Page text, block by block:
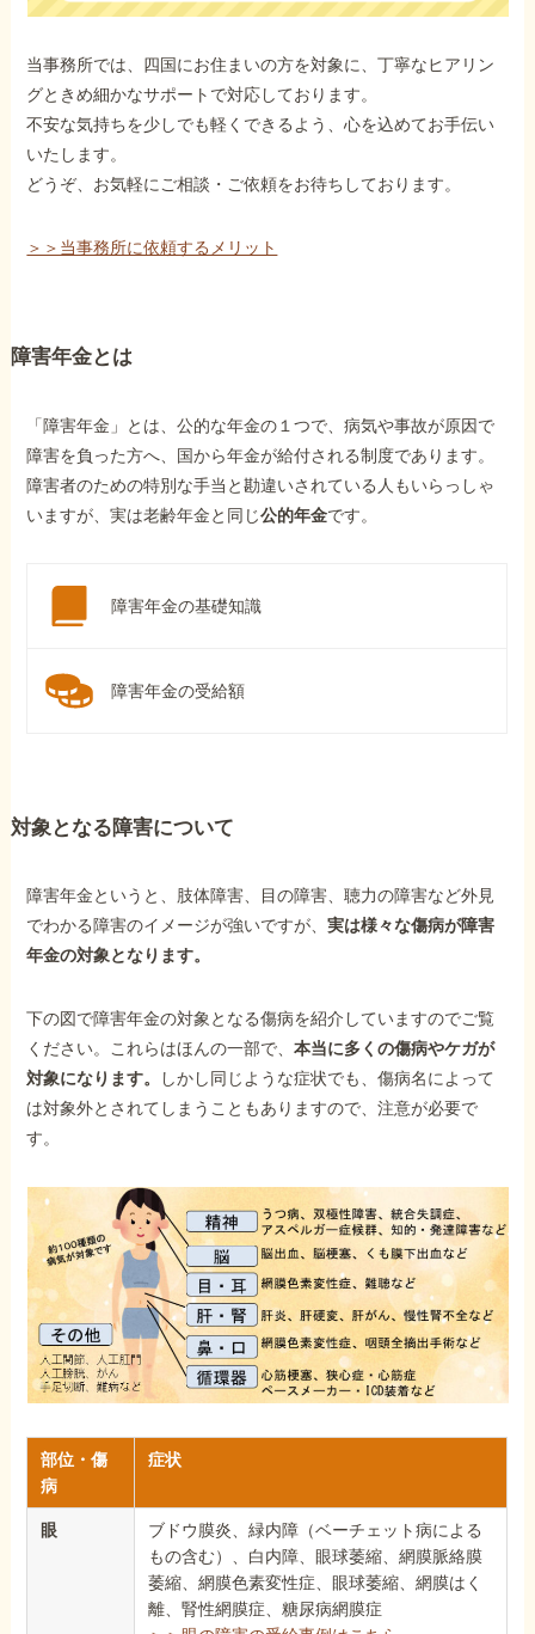
当事務所では、四国にお住まいの方を対象に、丁寧なヒアリン
グときめ細かなサポートで対応しております。
不安な気持ちを少しでも軽くできるよう、心を込めてお手伝い
いたします。
どうぞ、お気軽にご相談・ご依頼をお待ちしております。
＞＞当事務所に依頼するメリット
障害年金とは
「障害年金」とは、公的な年金の１つで、病気や事故が原因で
障害を負った方へ、国から年金が給付される制度であります。
障害者のための特別な手当と勘違いされている人もいらっしゃ
いますが、実は老齢年金と同じ公的年金です。
障害年金の基礎知識
障害年金の受給額
対象となる障害について
障害年金というと、肢体障害、目の障害、聴力の障害など外見
でわかる障害のイメージが強いですが、実は様々な傷病が障害
年金の対象となります。
下の図で障害年金の対象となる傷病を紹介していますのでご覧
ください。これらはほんの一部で、本当に多くの傷病やケガが
対象になります。
しかし同じような症状でも、傷病名によって
は対象外とされてしまうこともありますので、注意が必要で
す。
部位・傷
病
症状
眼
ブドウ膜炎、緑内障（ベーチェット病による
もの含む）、白内障、眼球萎縮、網膜脈絡膜
萎縮、網膜色素変性症、眼球萎縮、網膜はく
離、腎性網膜症、糖尿病網膜症